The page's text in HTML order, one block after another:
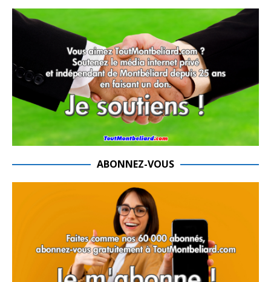
ABONNEZ-VOUS